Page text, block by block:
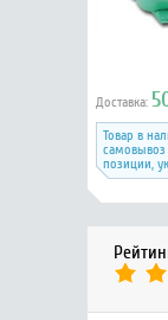
Доставка:
Товар в
самовывоз
позиции,